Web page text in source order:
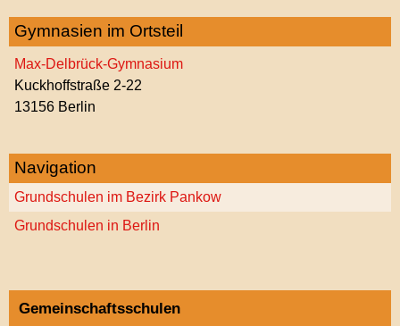
Gymnasien im Ortsteil
Max-Delbrück-Gymnasium
Kuckhoffstraße 2-22
13156 Berlin
Navigation
Grundschulen im Bezirk Pankow
Grundschulen in Berlin
Gemeinschaftsschulen